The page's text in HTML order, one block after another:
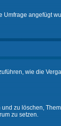
angefügt
wie die
zu löschen,
zu setzen.